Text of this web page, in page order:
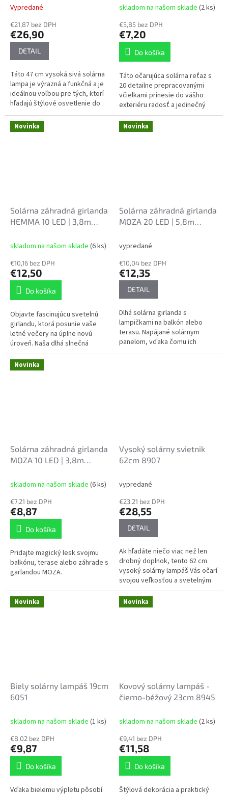
Vypredané
€21,87 bez DPH
€26,90
DETAIL
Táto 47 cm vysoká sivá solárna
lampa je výrazná a funkčná a je
ideálnou voľbou pre tých, ktorí
hľadajú štýlové osvetlenie do
svojej záhrady, terasy alebo
vstupnej...
SOL3637
skladom na našom sklade (2 ks)
€5,85 bez DPH
€7,20
Do košíka
Táto očarujúca solárna reťaz s
20 detailne prepracovanými
včielkami prinesie do vášho
exteriéru radosť a jedinečný
štýl. Včielky svietia príjemným
teplým bielym svetlom, ktoré...
Novinka
Solárna záhradná girlanda
HEMMA 10 LED | 3,8m
SOL3606
skladom na našom sklade (6 ks)
€10,16 bez DPH
€12,50
Do košíka
Objavte fascinujúcu svetelnú
girlandu, ktorá posunie vaše
letné večery na úplne novú
úroveň. Naša dlhá slnečná
girlanda s LED žiarovkami nie je
len skvelým zdrojom svetla,
ale...
Novinka
Solárna záhradná girlanda
MOZA 20 LED | 5,8m
SOL3545
vypredané
€10,04 bez DPH
€12,35
DETAIL
Dlhá solárna girlanda s
lampičkami na balkón alebo
terasu. Napájané solárnym
panelom, vďaka čomu ich
môžete umiestniť tam, kde len
Novinka
Solárna záhradná girlanda
MOZA 10 LED | 3,8m
SOL3538
skladom na našom sklade (6 ks)
€7,21 bez DPH
€8,87
Do košíka
Pridajte magický lesk svojmu
balkónu, terase alebo záhrade s
garlandou MOZA.
Vysoký solárny svietnik
62cm 8907
vypredané
€23,21 bez DPH
€28,55
DETAIL
Ak hľadáte niečo viac než len
drobný doplnok, tento 62 cm
vysoký solárny lampáš Vás očarí
svojou veľkosťou a svetelným
výkonom. Na rozdiel od bežných
svietidiel obsahuje hneď...
Novinka
Biely solárny lampáš 19cm
6051
skladom na našom sklade (1 ks)
€8,02 bez DPH
€9,87
Do košíka
Vďaka bielemu výpletu pôsobí
Novinka
Kovový solárny lampáš -
čierno-béžový 23cm 8945
skladom na našom sklade (2 ks)
€9,41 bez DPH
€11,58
Do košíka
Štýlová dekorácia a praktický